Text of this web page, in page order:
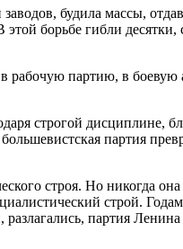
будила массы,
борьбе гибли
рабочую партию, в
строгой дисциплине,
партия
строя. Но никогда
строй.
партия